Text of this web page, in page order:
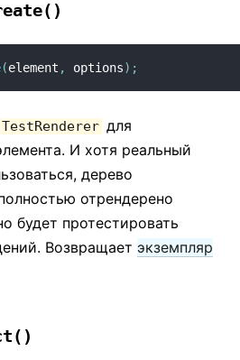
(element , options) ;
TestRenderer для
И хотя реальный
дерево
отрендерено
будет протестировать
Возвращает экземпляр